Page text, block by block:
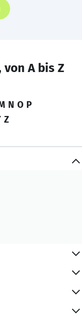
von A bis Z
N O P
Z